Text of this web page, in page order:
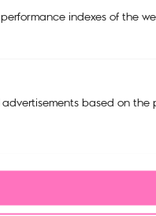
indexes of the
based on the